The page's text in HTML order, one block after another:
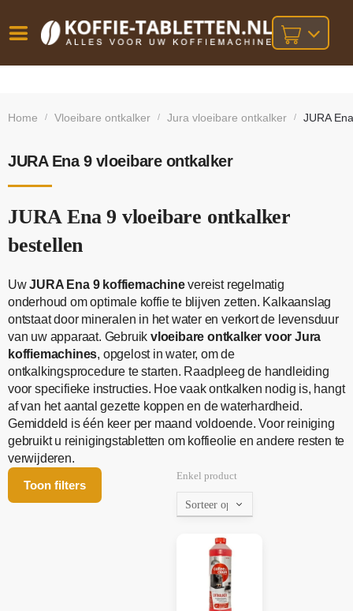
besteld,
bij orders
Home / Vloeibare ontkalker / Jura vloeibare ontkalker / JURA
JURA Ena 9 vloeibare ontkalker
JURA Ena 9 vloeibare ontkalker
bestellen
UwJURA Ena 9 koffiemachinevereist regelmatig
onderhoud om optimale koffie te blijven zetten. Kalkaanslag
ontstaat door mineralen in het water en verkort de levensduur
van uw apparaat. Gebruikvloeibare ontkalker voor Jura
koffiemachines, opgelost in water, om de
ontkalkingsprocedure te starten. Raadpleeg de handleiding
voor specifieke instructies. Hoe vaak ontkalken nodig is, hangt
af van het aantal gezette koppen en de waterhardheid.
Gemiddeld is één keer per maand voldoende. Voor reiniging
gebruikt u reinigingstabletten om koffieolie en andere resten te
verwijderen.
Toon filters
Enkel product